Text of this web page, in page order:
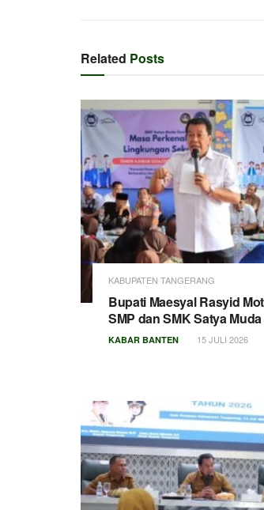
Related Posts
KABUPATEN TANGERANG
Bupati Maesyal Rasyid
SMP dan SMK Satya
KABAR BANTEN 15 JULI 2026